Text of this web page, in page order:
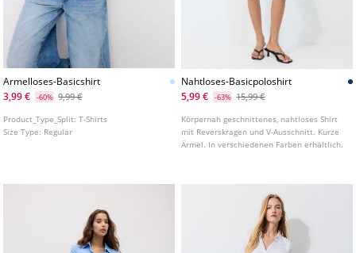
Armelloses-Basicshirt
3,99 €
-60% 9,99 €
Product_Type_Split:T-Shirts
Size Type: Regular
Nahtloses-Basicpoloshirt
5,99 €
-63% 15,99 €
Körpernah geschnittenes, nahtloses Shirt
mit Reverskragen und V-Ausschnitt. Kurze
Ärmel. In verschiedenen Farben erhältlich.